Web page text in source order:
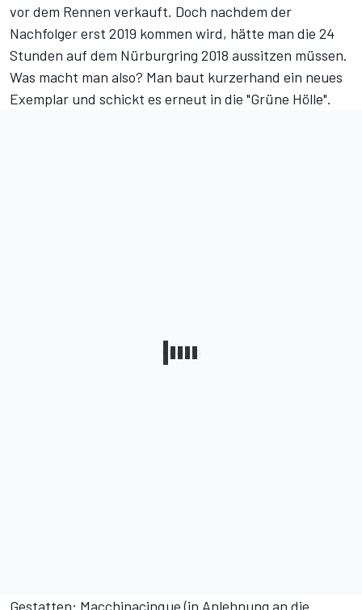
vor dem Rennen verkauft. Doch nachdem der
Nachfolger erst 2019 kommen wird, hätte man die 24
Stunden auf dem Nürburgring 2018 aussitzen müssen.
Was macht man also? Man baut kurzerhand ein neues
Exemplar und schickt es erneut in die "Grüne Hölle".
Gestatten: Macchinacinque (in Anlehnung an die